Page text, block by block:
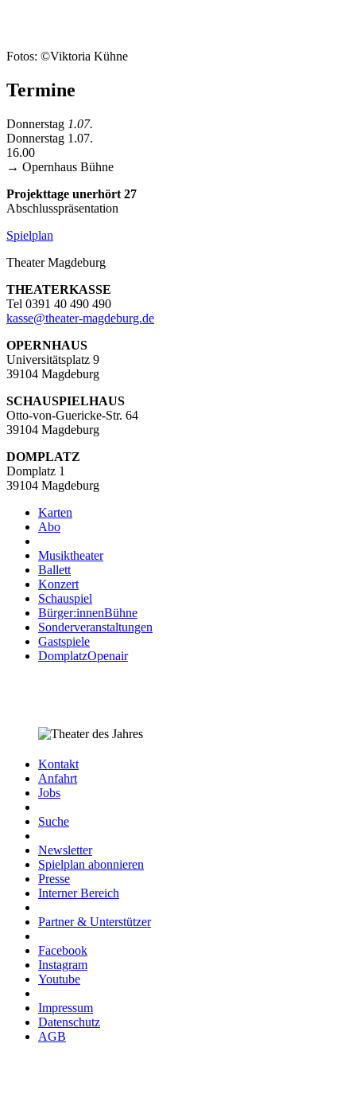
Fotos: ©Viktoria Kühne
Termine
Donnerstag 1.07.
Donnerstag 1.07.
16.00
→ Opernhaus Bühne
Projekttage unerhört 27
Abschlusspräsentation
Spielplan
Theater Magdeburg
THEATERKASSE
Tel 0391 40 490 490
kasse@theater-magdeburg.de
OPERNHAUS
Universitätsplatz 9
39104 Magdeburg
SCHAUSPIELHAUS
Otto-von-Guericke-Str. 64
39104 Magdeburg
DOMPLATZ
Domplatz 1
39104 Magdeburg
Karten
Abo
Musiktheater
Ballett
Konzert
Schauspiel
Bürger:innenBühne
Sonderveranstaltungen
Gastspiele
DomplatzOpenair
Kontakt
Anfahrt
Jobs
Suche
Newsletter
Spielplan abonnieren
Presse
Interner Bereich
Partner & Unterstützer
Facebook
Instagram
Youtube
Impressum
Datenschutz
AGB